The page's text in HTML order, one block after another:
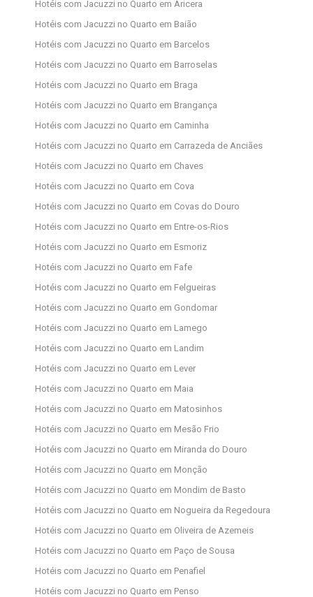
Hotéis com Jacuzzi no Quarto em Aricera
Hotéis com Jacuzzi no Quarto em Baião
Hotéis com Jacuzzi no Quarto em Barcelos
Hotéis com Jacuzzi no Quarto em Barroselas
Hotéis com Jacuzzi no Quarto em Braga
Hotéis com Jacuzzi no Quarto em Brangança
Hotéis com Jacuzzi no Quarto em Caminha
Hotéis com Jacuzzi no Quarto em Carrazeda de Anciães
Hotéis com Jacuzzi no Quarto em Chaves
Hotéis com Jacuzzi no Quarto em Cova
Hotéis com Jacuzzi no Quarto em Covas do Douro
Hotéis com Jacuzzi no Quarto em Entre-os-Rios
Hotéis com Jacuzzi no Quarto em Esmoriz
Hotéis com Jacuzzi no Quarto em Fafe
Hotéis com Jacuzzi no Quarto em Felgueiras
Hotéis com Jacuzzi no Quarto em Gondomar
Hotéis com Jacuzzi no Quarto em Lamego
Hotéis com Jacuzzi no Quarto em Landim
Hotéis com Jacuzzi no Quarto em Lever
Hotéis com Jacuzzi no Quarto em Maia
Hotéis com Jacuzzi no Quarto em Matosinhos
Hotéis com Jacuzzi no Quarto em Mesão Frio
Hotéis com Jacuzzi no Quarto em Miranda do Douro
Hotéis com Jacuzzi no Quarto em Monção
Hotéis com Jacuzzi no Quarto em Mondim de Basto
Hotéis com Jacuzzi no Quarto em Nogueira da Regedoura
Hotéis com Jacuzzi no Quarto em Oliveira de Azemeis
Hotéis com Jacuzzi no Quarto em Paço de Sousa
Hotéis com Jacuzzi no Quarto em Penafiel
Hotéis com Jacuzzi no Quarto em Penso